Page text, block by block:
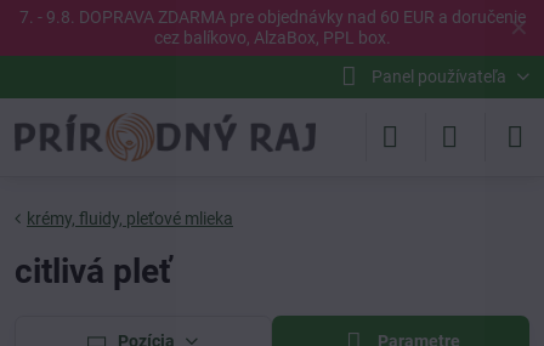
✕
7. - 9.8. DOPRAVA ZDARMA pre objednávky nad 60 EUR a doručenie
cez balíkovo, AlzaBox, PPL box.
Panel používateľa
krémy, fluidy, pleťové mlieka
citlivá pleť
Pozícia Parametre